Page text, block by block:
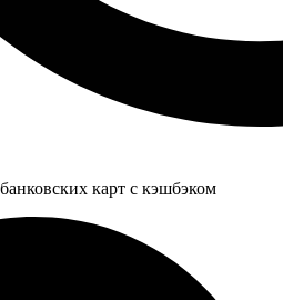
карт с кэшбэком